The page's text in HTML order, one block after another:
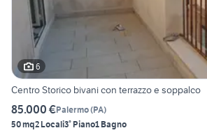
6
Centro Storico bivani con terrazzo e soppalco
85.000 €Palermo(PA)
50 mq2 Locali3° Piano1 Bagno